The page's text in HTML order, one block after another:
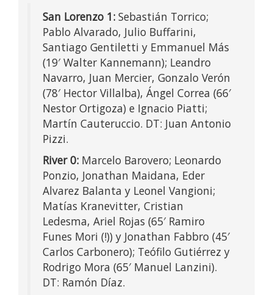
San Lorenzo 1: Sebastián Torrico;
Pablo Alvarado, Julio Buffarini,
Santiago Gentiletti y Emmanuel Más
(19′ Walter Kannemann); Leandro
Navarro, Juan Mercier, Gonzalo Verón
(78′ Hector Villalba), Ángel Correa (66′
Nestor Ortigoza) e Ignacio Piatti;
Martín Cauteruccio. DT: Juan Antonio
Pizzi.
River 0: Marcelo Barovero; Leonardo
Ponzio, Jonathan Maidana, Eder
Alvarez Balanta y Leonel Vangioni;
Matías Kranevitter, Cristian
Ledesma, Ariel Rojas (65′ Ramiro
Funes Mori (!)) y Jonathan Fabbro (45′
Carlos Carbonero); Teófilo Gutiérrez y
Rodrigo Mora (65′ Manuel Lanzini).
DT: Ramón Díaz.